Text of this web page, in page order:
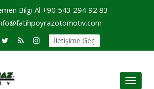
Bilgi Al +90 543 294 92 83
İletişime Geç
Toggle